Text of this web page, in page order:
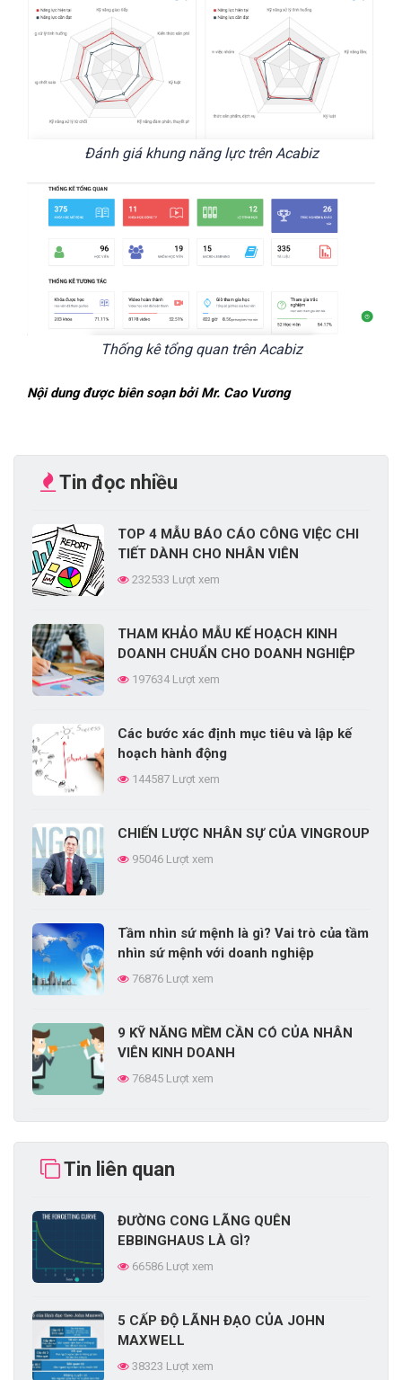
Đánh giá khung năng lực trên Acabiz
Thống kê tổng quan trên Acabiz
Nội dung được biên soạn bởi Mr. Cao Vương
Tin đọc nhiều
TOP 4 MẪU BÁO CÁO CÔNG VIỆC CHI
TIẾT DÀNH CHO NHÂN VIÊN
232533 Lượt xem
THAM KHẢO MẪU KẾ HOẠCH KINH
DOANH CHUẨN CHO DOANH NGHIỆP
197634 Lượt xem
Các bước xác định mục tiêu và lập kế
hoạch hành động
144587 Lượt xem
CHIẾN LƯỢC NHÂN SỰ CỦA VINGROUP
95046 Lượt xem
Tầm nhìn sứ mệnh là gì? Vai trò của tầm
nhìn sứ mệnh với doanh nghiệp
76876 Lượt xem
9 KỸ NĂNG MỀM CẦN CÓ CỦA NHÂN
VIÊN KINH DOANH
76845 Lượt xem
74404 Lượt xem
EPE là gì? Điều kiện và quy trình thành
CHUỖI GIÁ TRỊ LÀ GÌ? TIẾP CẬN MÔ
HIỆU QUẢ?
Tin liên quan
ĐƯỜNG CONG LÃNG QUÊN
EBBINGHAUS LÀ GÌ?
66586 Lượt xem
5 CẤP ĐỘ LÃNH ĐẠO CỦA JOHN
MAXWELL
38323 Lượt xem